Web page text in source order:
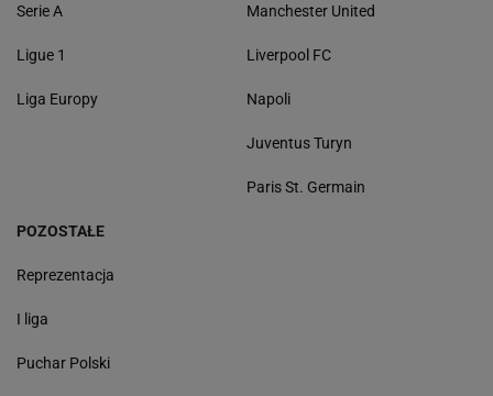
Serie A
Ligue 1
Liga Europy
Manchester United
Liverpool FC
Napoli
Juventus Turyn
Paris St. Germain
POZOSTAŁE
Reprezentacja
I liga
Puchar Polski